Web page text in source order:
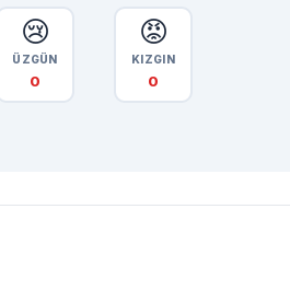
😢
ÜZGÜN
0
😡
KIZGIN
0